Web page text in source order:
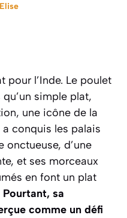
Elise
pour l’Inde. Le poulet
simple plat,
une icône de la
conquis les palais
onctueuse, d’une
et ses morceaux
en font un plat
Pourtant, sa
comme un défi